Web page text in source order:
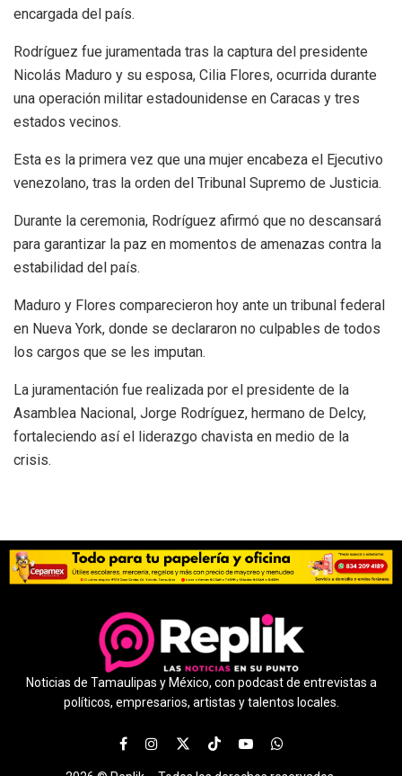
encargada del país.
Rodríguez fue juramentada tras la captura del presidente
Nicolás Maduro y su esposa, Cilia Flores, ocurrida durante
una operación militar estadounidense en Caracas y tres
estados vecinos.
Esta es la primera vez que una mujer encabeza el Ejecutivo
venezolano, tras la orden del Tribunal Supremo de Justicia.
Durante la ceremonia, Rodríguez afirmó que no descansará
para garantizar la paz en momentos de amenazas contra la
estabilidad del país.
Maduro y Flores comparecieron hoy ante un tribunal federal
en Nueva York, donde se declararon no culpables de todos
los cargos que se les imputan.
La juramentación fue realizada por el presidente de la
Asamblea Nacional, Jorge Rodríguez, hermano de Delcy,
fortaleciendo así el liderazgo chavista en medio de la
crisis.
Noticias de Tamaulipas y México, con podcast de entrevistas a
políticos, empresarios, artistas y talentos locales.